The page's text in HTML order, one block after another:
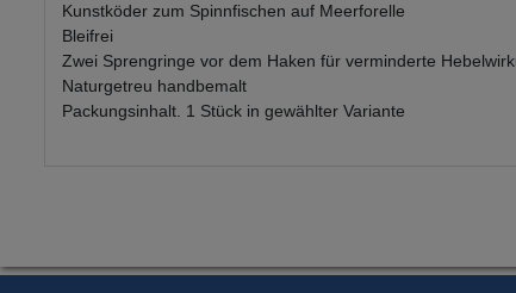
Kunstköder zum Spinnfischen auf Meerforelle
Bleifrei
Zwei Sprengringe vor dem Haken für verminderte
Naturgetreu handbemalt
Packungsinhalt. 1 Stück in gewählter Variante